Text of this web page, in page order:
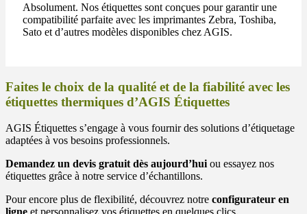
Absolument. Nos étiquettes sont conçues pour garantir une
compatibilité parfaite avec les imprimantes Zebra, Toshiba,
Sato et d’autres modèles disponibles chez AGIS.
Faites le choix de la qualité et de la fiabilité avec les
étiquettes thermiques d’AGIS Étiquettes
AGIS Étiquettes s’engage à vous fournir des solutions d’étiquetage
adaptées à vos besoins professionnels.
Demandez un devis gratuit dès aujourd’hui ou essayez nos
étiquettes grâce à notre service d’échantillons.
Pour encore plus de flexibilité, découvrez notre configurateur en